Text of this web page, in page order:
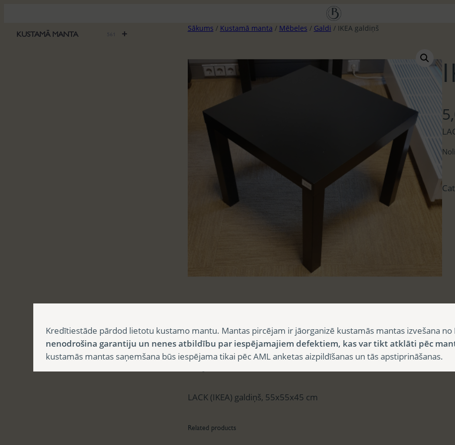
saturu
+
KUSTAMĀ MANTA
Sākums / Kustamā manta / Mēbeles / Galdi / IKEA galdiņš
Apraksts
LACK (IKEA) galdiņš, 55x55x45 cm
Related products
Kredītiestāde pārdod lietotu kustamo mantu. Mantas pircējam ir jāorganizē kustamās mantas izvešana
nenodrošina garantiju un nenes atbildību par iespējamajiem defektiem, kas var tikt atklāti pēc
kustamās mantas saņemšana būs iespējama tikai pēc AML anketas aizpildīšanas un tās apstiprināšanas.